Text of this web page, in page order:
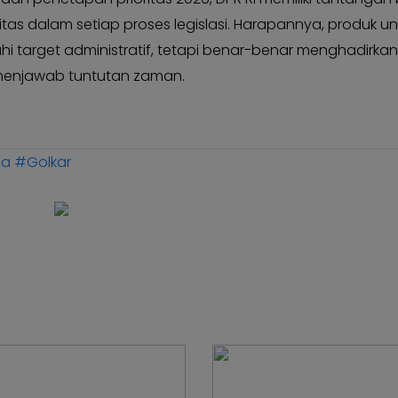
dalam setiap proses legislasi. Harapannya, produk
target administratif, tetapi benar-benar menghadirkan
tuntutan zaman.
#Golkar